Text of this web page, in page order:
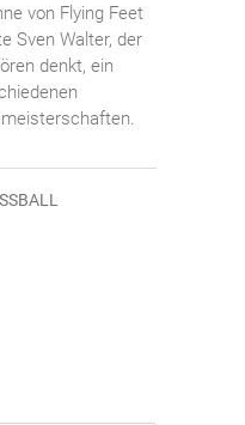
von Flying Feet
Sven Walter, der
denkt, ein